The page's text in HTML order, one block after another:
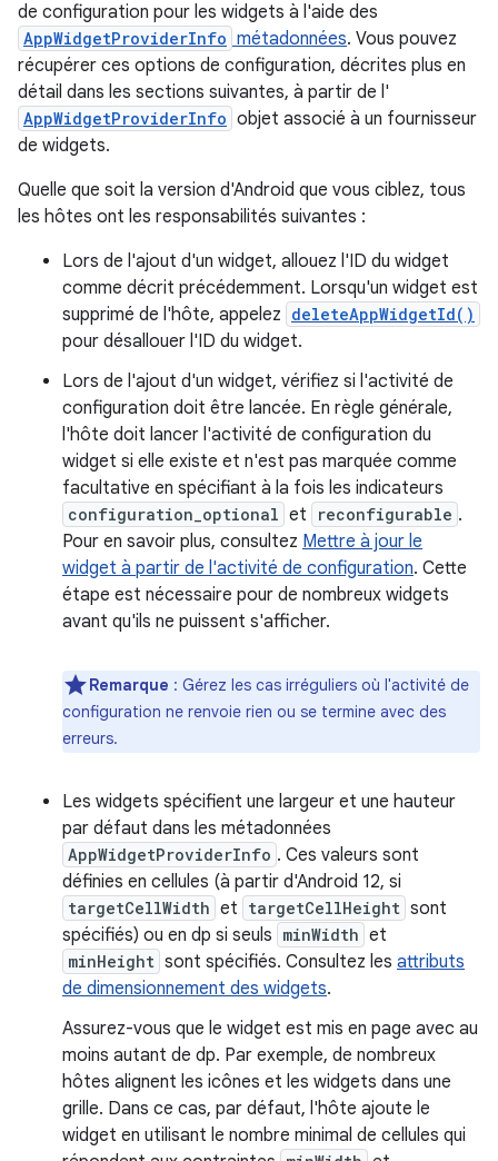
de configuration pour les widgets à l'aide des
AppWidgetProviderInfo métadonnées. Vous pouvez
récupérer ces options de configuration, décrites plus en
détail dans les sections suivantes, à partir de l'
AppWidgetProviderInfo objet associé à un fournisseur
de widgets.
Quelle que soit la version d'Android que vous ciblez, tous
les hôtes ont les responsabilités suivantes :
Lors de l'ajout d'un widget, allouez l'ID du widget
comme décrit précédemment. Lorsqu'un widget est
supprimé de l'hôte, appelez deleteAppWidgetId()
pour désallouer l'ID du widget.
Lors de l'ajout d'un widget, vérifiez si l'activité de
configuration doit être lancée. En règle générale,
l'hôte doit lancer l'activité de configuration du
widget si elle existe et n'est pas marquée comme
facultative en spécifiant à la fois les indicateurs
configuration_optional et reconfigurable .
Pour en savoir plus, consultez Mettre à jour le
widget à partir de l'activité de configuration. Cette
étape est nécessaire pour de nombreux widgets
avant qu'ils ne puissent s'afficher.
Remarque : Gérez les cas irréguliers où l'activité de
configuration ne renvoie rien ou se termine avec des
erreurs.
Les widgets spécifient une largeur et une hauteur
par défaut dans les métadonnées
AppWidgetProviderInfo . Ces valeurs sont
définies en cellules (à partir d'Android 12, si
targetCellWidth et targetCellHeight sont
spécifiés) ou en dp si seuls minWidth et
minHeight sont spécifiés. Consultez les attributs
de dimensionnement des widgets.
Assurez-vous que le widget est mis en page avec au
moins autant de dp. Par exemple, de nombreux
hôtes alignent les icônes et les widgets dans une
grille. Dans ce cas, par défaut, l'hôte ajoute le
widget en utilisant le nombre minimal de cellules qui